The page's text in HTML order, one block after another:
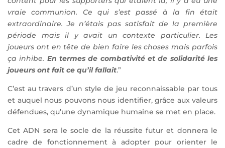
vraie communion. Ce qui s’est passé à la fin était
extraordinaire. Je n’étais pas satisfait de la première
période mais il y avait un contexte particulier. Les
joueurs ont en tête de bien faire les choses mais parfois
ça inhibe. En termes de combativité et de solidarité les
joueurs ont fait ce qu’il fallait.”
C’est au travers d’un style de jeu reconnaissable par tous
et auquel nous pouvons nous identifier, grâce aux valeurs
défendues, qu’une dynamique humaine se met en place.
Cet ADN sera le socle de la réussite futur et donnera le
cadre de fonctionnement à adopter pour orienter le